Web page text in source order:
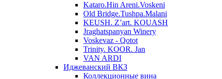
Kataro.Hin Areni.Voskeni
Old Bridge.Tushpa.Malani
KEUSH. Z’art. KOUASH
Jraghatspanyan Winery
Voskevaz - Qotot
Trinity. KOOR. Jan
VAN ARDI
Иджеванский ВКЗ
Коллекционные вина